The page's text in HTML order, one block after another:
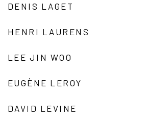
DENIS LAGET
HENRI LAURENS
LEE JIN WOO
EUGÈNE LEROY
DAVID LEVINE